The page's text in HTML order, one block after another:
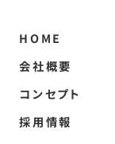
HOME
会社概要
コンセプト
採用情報